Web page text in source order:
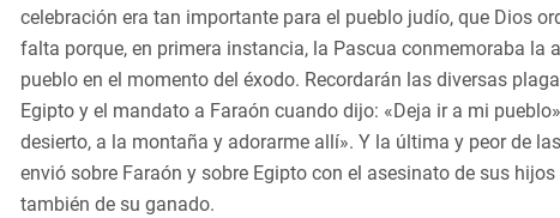
celebración era tan importante para el pueblo judío, que Dios
falta porque, en primera instancia, la Pascua conmemoraba la
pueblo en el momento del éxodo. Recordarán las diversas
Egipto y el mandato a Faraón cuando dijo: «Deja ir a mi
desierto, a la montaña y adorarme allí». Y la última y peor de
envió sobre Faraón y sobre Egipto con el asesinato de sus
también de su ganado.